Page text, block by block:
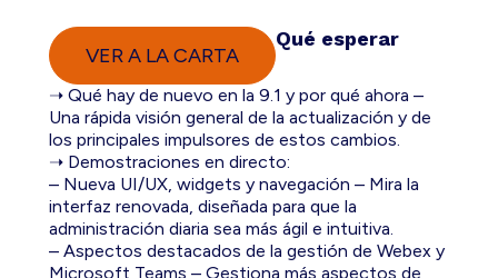
VER A LA CARTA
Qué esperar
➝ Qué hay de nuevo en la 9.1 y por qué ahora –
Una rápida visión general de la actualización y de
los principales impulsores de estos cambios.
➝ Demostraciones en directo:
– Nueva UI/UX, widgets y navegación – Mira la
interfaz renovada, diseñada para que la
administración diaria sea más ágil e intuitiva.
– Aspectos destacados de la gestión de Webex y
Microsoft Teams – Gestiona más aspectos de